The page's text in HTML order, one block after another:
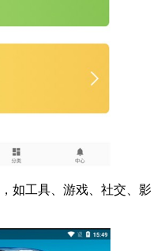
工具、游戏、社交、影